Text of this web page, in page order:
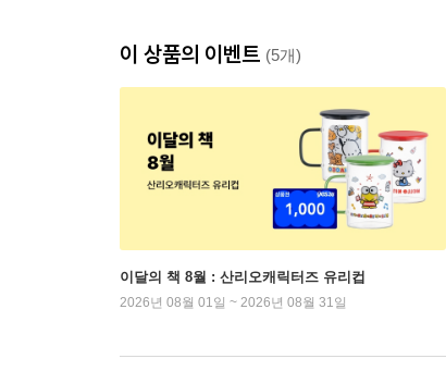
이 상품의 이벤트 (5개)
이달의 책 8월 : 산리오캐릭터즈 유리컵
2026년 08월 01일 ~ 2026년 08월 31일